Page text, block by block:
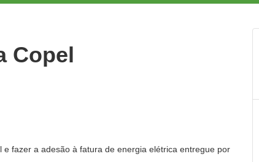
Copel
fazer a adesão à fatura de energia elétrica entregue por